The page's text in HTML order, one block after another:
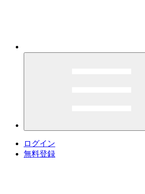
ログイン
無料登録